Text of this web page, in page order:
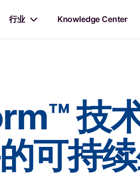
行业 Knowledge Center
技
可持